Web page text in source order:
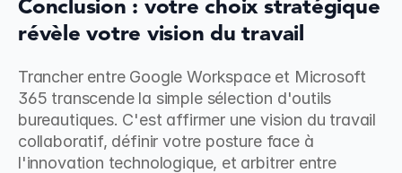
Conclusion : votre choix stratégique
révèle votre vision du travail
Trancher entre Google Workspace et Microsoft
365 transcende la simple sélection d'outils
bureautiques. C'est affirmer une vision du travail
collaboratif, définir votre posture face à
l'innovation technologique, et arbitrer entre